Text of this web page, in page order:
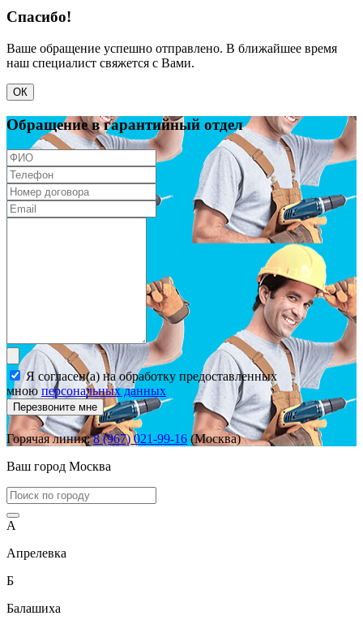
Спасибо!
Ваше обращение успешно отправлено. В ближайшее время
наш специалист свяжется с Вами.
ОК
Обращение в гарантийный отдел
Я согласен(а) на обработку предоставленных
мною персональных данных
Перезвоните мне
Горячая линия:8 (967) 021-99-16 (Москва)
Ваш город Москва
А
Апрелевка
Б
Балашиха